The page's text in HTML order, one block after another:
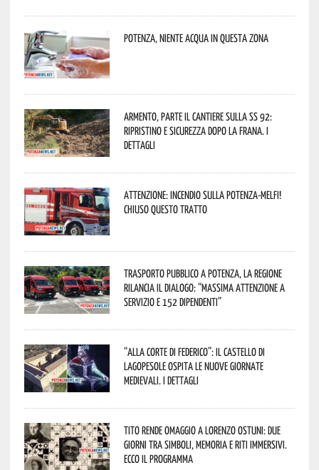
Potenza, niente acqua in questa zona
Armento, parte il cantiere sulla SS 92:
ripristino e sicurezza dopo la frana. I
dettagli
Attenzione: incendio sulla Potenza-Melfi!
Chiuso questo tratto
Trasporto pubblico a Potenza, la Regione
rilancia il dialogo: “Massima attenzione a
servizio e 152 dipendenti”
“Alla corte di Federico”: il Castello di
Lagopesole ospita le nuove Giornate
Medievali. I dettagli
Tito rende omaggio a Lorenzo Ostuni: due
giorni tra simboli, memoria e riti immersivi.
Ecco il programma